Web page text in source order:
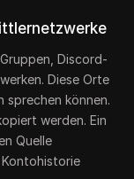
Discord-
Diese Orte
sprechen können.
werden. Ein
Quelle